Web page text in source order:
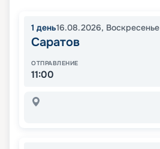
1 день16.08.2026, Воскресенье
Саратов
ОТПРАВЛЕНИЕ
11:00